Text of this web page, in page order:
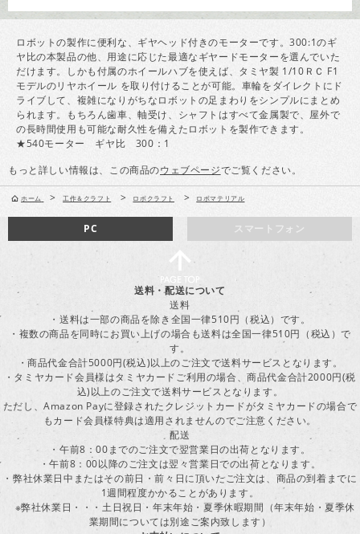
ロボットの製作に便利な、ギヤヘッド付きのモーターです。300:1のギ
ヤ比の本製品の他、用途に応じた最適なギヤードモーターを選んでいた
だけます。しかも付属のホイールハブを使えば、タミヤ製 1/10ＲＣ F1
モデルのリヤホイール を取り付けることが可能。車輪をダイレクトにド
ライブして、複雑になりがちなロボットの足まわりをシンプルにまとめ
られます。もちろん歯車、軸受け、シャフトはすべて金属製で、屋外で
の長時間使用も可能な耐久性を備えたロボットを製作できます。
★540モーター ギヤ比 300：1
もっと詳しい情報は、この商品のウェブページでご覧ください。
ホーム > 工作＆クラフト > ロボクラフト > ロボマテリアル
スマートフォン
PC
送料・配送について
送料
・送料は一部の商品を除き全国一律510円（税込）です。
・複数の商品を同時にお買い上げの場合も送料は全国一律510円（税込）で
す。
・商品代金合計5000円(税込)以上のご注文で送料サービスとなります。
・タミヤカード会員様はタミヤカードご利用の場合、商品代金合計2000円(税
込)以上のご注文で送料サービスとなります。
ただし、Amazon Payに登録されたクレジットカードがタミヤカードの場合で
もカード会員様特典は適用されませんのでご注意ください。
配送
・午前8：00までのご注文で翌営業日の出荷となります。
・午前8：00以降のご注文は翌々営業日での出荷となります。
・弊社休業日中またはその前日・前々日に頂いたご注文は、商品の到着までに
1週間程度かかることがあります。
※弊社休業日・・・土日祝日・年末年始・夏季休暇期間（年末年始・夏季休
業期間については別途ご案内致します）